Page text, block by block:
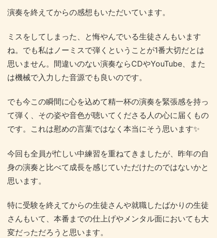
演奏を終えてからの感想もいただいています。
ミスをしてしまった、と悔やんでいる生徒さんもいます
ね。でも私はノーミスで弾くということが1番大切だとは
思いません。間違いのない演奏ならCDやYouTube、また
は機械で入力した音源でも良いのです。
でも今この瞬間に心を込めて精一杯の演奏を緊張感を持っ
て弾く、その姿や音色が聴いてくださる人の心に届くもの
です。これは慰めの言葉ではなく本当にそう思います✨
今回も全員が忙しい中練習を重ねてきましたが、昨年の自
身の演奏と比べて成長を感じていただけたのではないかと
思います。
特に受験を終えてからの生徒さんや就職したばかりの生徒
さんもいて、本番までの仕上げやメンタル面においても大
変だっただろうと思います。